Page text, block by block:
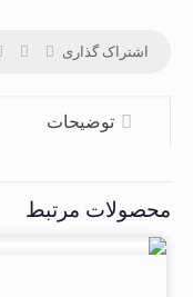
اشتراک گذاری
توضیحات
محصولات مرتبط